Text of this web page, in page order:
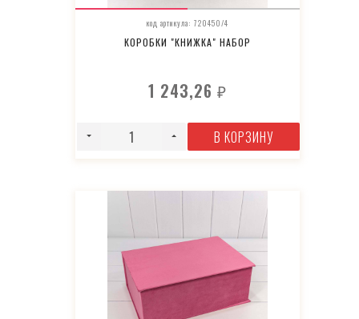
код артикула: 720450/4
КОРОБКИ "КНИЖКА" НАБОР
1 243,26₽
В КОРЗИНУ